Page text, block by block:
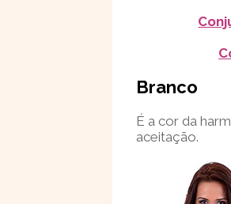
Branco
É a cor da
aceitação.